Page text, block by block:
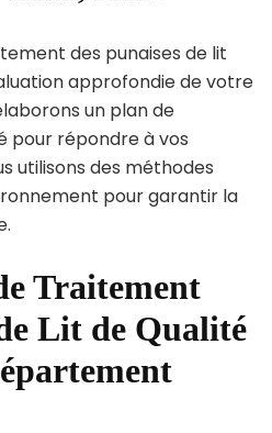
des punaises de lit
approfondie de votre
un plan de
pour répondre à vos
utilisons des méthodes
pour garantir la
Traitement
Lit de Qualité